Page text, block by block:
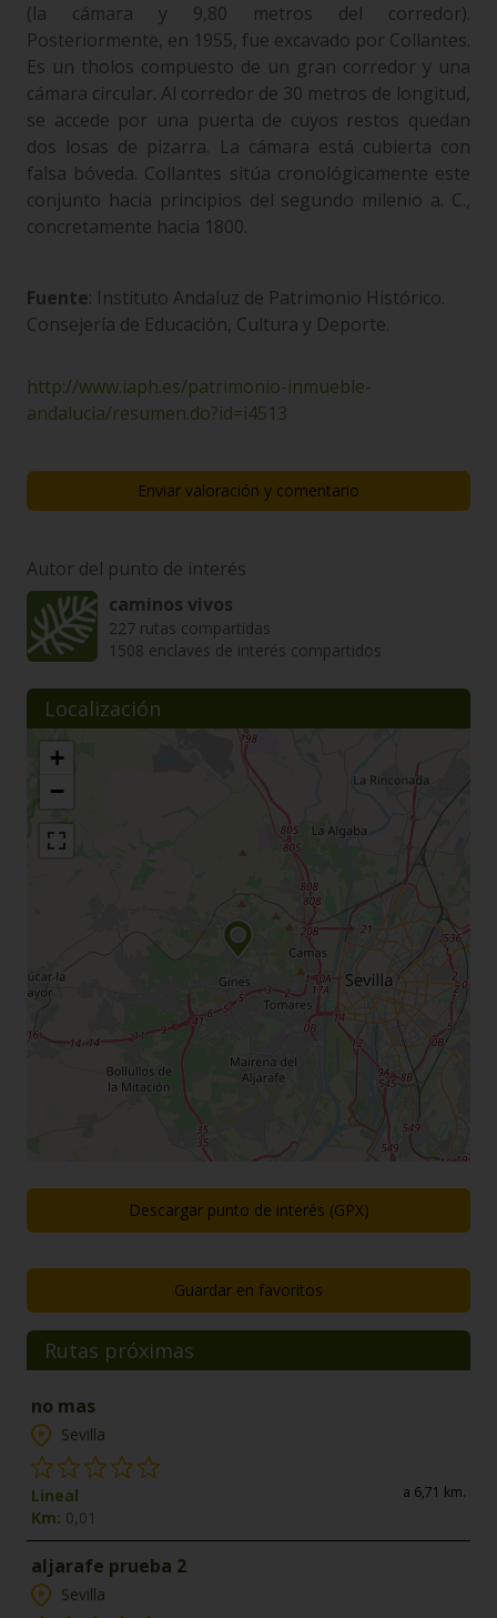
(la cámara y 9,80 metros del corredor).
Posteriormente, en 1955, fue excavado por Collantes.
Es un tholos compuesto de un gran corredor y una
cámara circular. Al corredor de 30 metros de longitud,
se accede por una puerta de cuyos restos quedan
dos losas de pizarra. La cámara está cubierta con
falsa bóveda. Collantes sitúa cronológicamente este
conjunto hacia principios del segundo milenio a. C.,
concretamente hacia 1800.
Fuente: Instituto Andaluz de Patrimonio Histórico.
Consejería de Educación, Cultura y Deporte.
http://www.iaph.es/patrimonio-inmueble-
andalucia/resumen.do?id=i4513
Enviar valoración y comentario
Autor del punto de interés
caminos vivos
227 rutas compartidas
1508 enclaves de interés compartidos
Localización
+
−
Descargar punto de interés (GPX)
Guardar en favoritos
Rutas próximas
no mas
Sevilla
Lineal
Km: 0,01
a 6,71 km.
aljarafe prueba 2
Sevilla